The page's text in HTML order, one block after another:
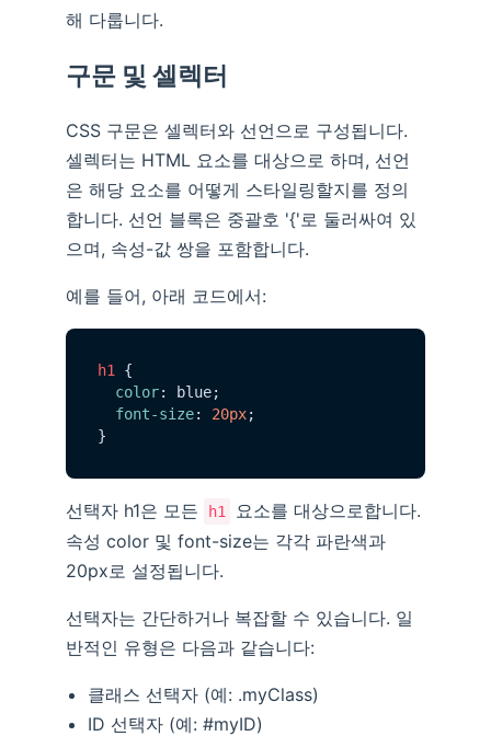
해 다룹니다.
구문 및 셀렉터
CSS 구문은 셀렉터와 선언으로 구성됩니다.
셀렉터는 HTML 요소를 대상으로 하며, 선언
은 해당 요소를 어떻게 스타일링할지를 정의
합니다. 선언 블록은 중괄호 '{'로 둘러싸여 있
으며, 속성-값 쌍을 포함합니다.
예를 들어, 아래 코드에서:
h1 {
color: blue;
font-size: 20px;
선택자 h1은 모든 h1
요소를 대상으로합니다.
속성 color 및 font-size는 각각 파란색과
20px로 설정됩니다.
선택자는 간단하거나 복잡할 수 있습니다. 일
반적인 유형은 다음과 같습니다:
클래스 선택자 (예: .myClass)
ID 선택자 (예: #myID)